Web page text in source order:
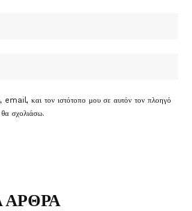
και τον ιστότοπο μου σε αυτόν τον πλοηγό
σχολιάσω.
ΑΡΘΡΑ